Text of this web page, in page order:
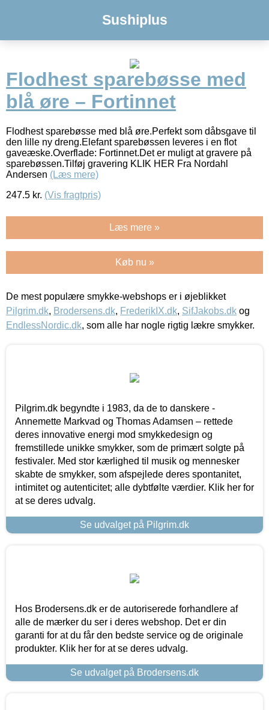
Sushiplus
Flodhest sparebøsse med
blå øre – Fortinnet
Flodhest sparebøsse med blå øre.Perfekt som dåbsgave til
den lille ny dreng.Elefant sparebøssen leveres i en flot
gaveæske.Overflade: Fortinnet.Det er muligt at gravere på
sparebøssen.Tilføj gravering KLIK HER Fra Nordahl
Andersen (Læs mere)
247.5 kr. (Vis fragtpris)
Læs mere »
Køb nu »
De mest populære smykke-webshops er i øjeblikket
Pilgrim.dk, Brodersens.dk, FrederikIX.dk, SifJakobs.dk og
EndlessNordic.dk, som alle har nogle rigtig lækre smykker.
Pilgrim.dk begyndte i 1983, da de to danskere -
Annemette Markvad og Thomas Adamsen – rettede
deres innovative energi mod smykkedesign og
fremstillede unikke smykker, som de primært solgte på
festivaler. Med stor kærlighed til musik og mennesker
skabte de smykker, som afspejlede deres spontanitet,
intimitet og autenticitet; alle dybtfølte værdier. Klik her for
at se deres udvalg.
Se udvalget på Pilgrim.dk
Hos Brodersens.dk er de autoriserede forhandlere af
alle de mærker du ser i deres webshop. Det er din
garanti for at du får den bedste service og de originale
produkter. Klik her for at se deres udvalg.
Se udvalget på Brodersens.dk